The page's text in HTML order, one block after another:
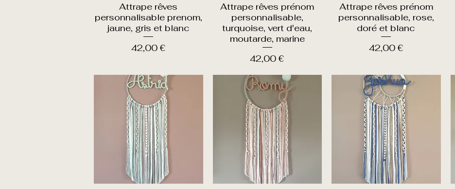
Aperçu rapide
Attrape rêves
personnalisable prenom,
jaune, gris et blanc
Prix
42,00 €
Aperçu rapide
Attrape rêves prénom
personnalisable,
turquoise, vert d'eau,
moutarde, marine
Prix
42,00 €
Aperçu rapide
Attrape rêves prénom
personnalisable, rose,
doré et blanc
Prix
42,00 €